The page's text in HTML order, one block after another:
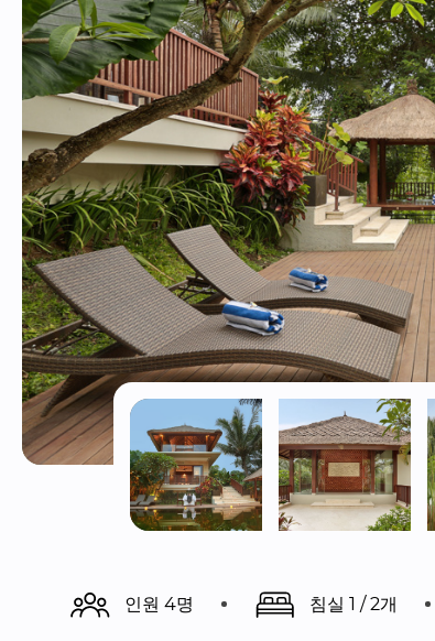
인원 4명 침실 1 / 2개